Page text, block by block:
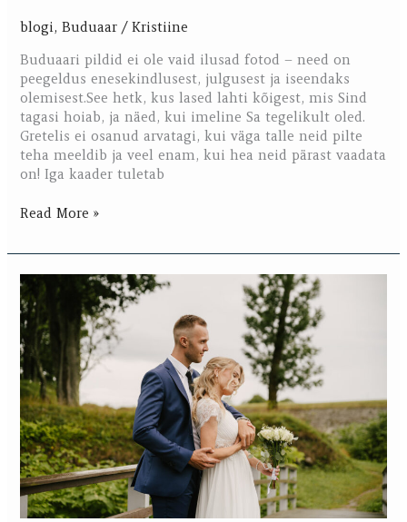
blogi,Buduaar /Kristiine
Buduaari pildid ei ole vaid ilusad fotod – need on
peegeldus enesekindlusest, julgusest ja iseendaks
olemisest.See hetk, kus lased lahti kõigest, mis Sind
tagasi hoiab, ja näed, kui imeline Sa tegelikult oled.
Gretelis ei osanud arvatagi, kui väga talle neid pilte
teha meeldib ja veel enam, kui hea neid pärast vaadata
on! Iga kaader tuletab
Read More »
Marise
&
Andrease
pulmapäev